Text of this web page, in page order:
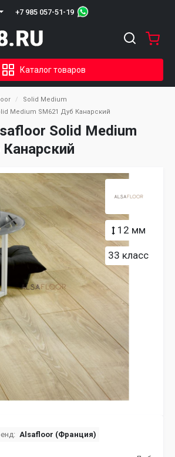
+7 985 057-51-19
Каталог товаров
Solid Medium
Medium SM621 Дуб Канарский
Solid Medium
12 мм
33 класс
Alsafloor (Франция)